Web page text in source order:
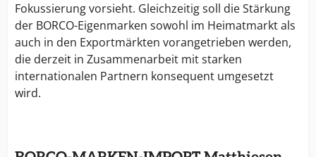
Fokussierung vorsieht. Gleichzeitig soll die Stärkung
der BORCO-Eigenmarken sowohl im Heimatmarkt als
auch in den Exportmärkten vorangetrieben werden,
die derzeit in Zusammenarbeit mit starken
internationalen Partnern konsequent umgesetzt
wird.